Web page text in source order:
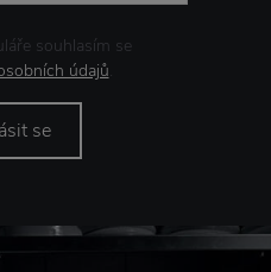
souhlasím se
údajů.
se